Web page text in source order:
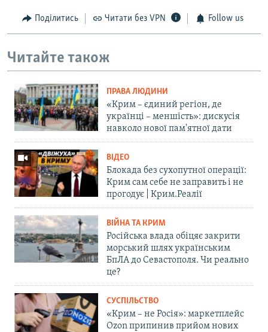
Поділитись Читати без VPN Follow us
Читайте також
ПРАВА ЛЮДИНИ
«Крим – єдиний регіон, де
українці – меншість»: дискусія
навколо нової пам'ятної дати
ВІДЕО
Блокада без сухопутної операції:
Крим сам себе не заправить і не
прогодує | Крим.Реалії
ВІЙНА ТА КРИМ
Російська влада обіцяє закрити
морський шлях українським
БпЛА до Севастополя. Чи реально
це?
СУСПІЛЬСТВО
«Крим – не Росія»: маркетплейс
Ozon припинив прийом нових